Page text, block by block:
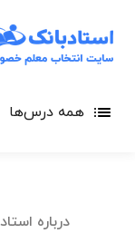
همه درس‌ها
درباره استاد